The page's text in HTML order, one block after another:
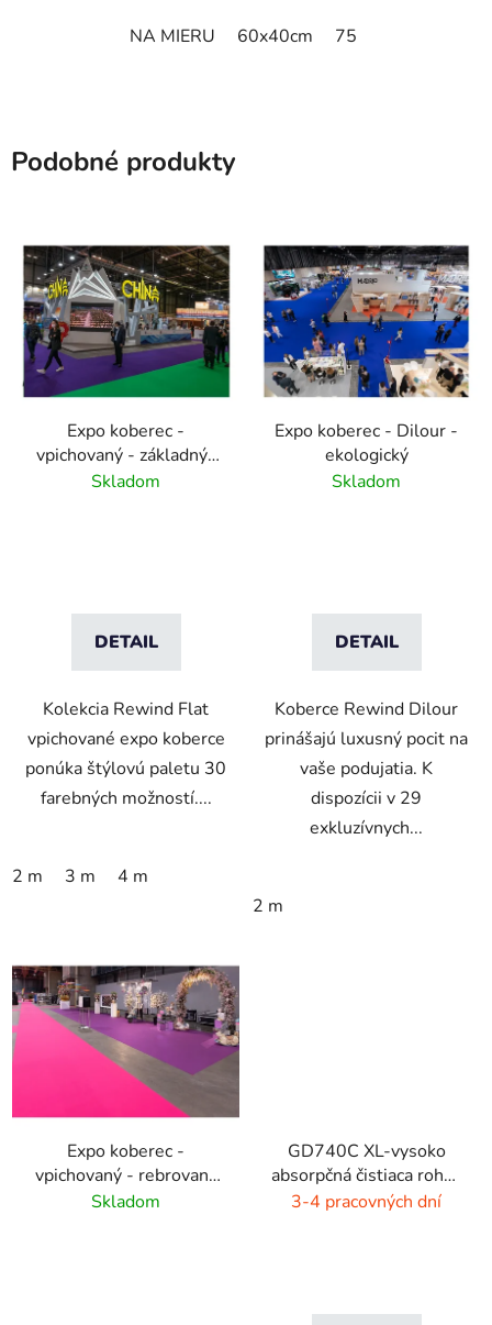
NA MIERU 60x40cm 75x50cm
Podobné produkty
Expo koberec -
vpichovaný - základný-
30 farieb
Skladom
DETAIL
Kolekcia Rewind Flat
vpichované expo koberce
ponúka štýlovú paletu 30
farebných možností....
2 m 3 m 4 m
Expo koberec - Dilour -
ekologický
Skladom
DETAIL
Koberce Rewind Dilour
prinášajú luxusný pocit na
vaše podujatia. K
dispozícii v 29
exkluzívnych...
2 m
Expo koberec -
vpichovaný - rebrovaný
- rôzné farby
Skladom
GD740C XL-vysoko
absorpčná čistiaca rohož
- 4 farby
3-4 pracovných dní